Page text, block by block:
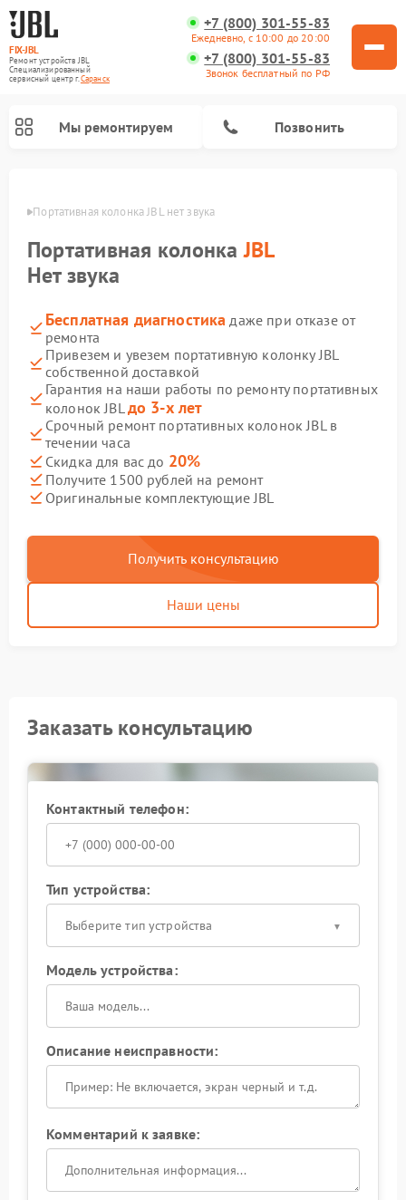
FIX-JBL
Ремонт устройств JBL
Специализированный
cервисный центр г.Саранск
+7 (800) 301-55-83
Ежедневно, с 10:00 до 20:00
+7 (800) 301-55-83
Звонок бесплатный по РФ
Мы ремонтируем Позвонить
Портативная колонка JBL нет звука
Портативная колонкаJBL
Нет звука
Бесплатная диагностика даже при отказе от
ремонта
Привезем и увезем портативную колонку JBL
собственной доставкой
Гарантия на наши работы по ремонту портативных
колонок JBLдо 3-х лет
Срочный ремонт портативных колонок JBL в
течении часа
Скидка для вас до 20%
Получите 1500 рублей на ремонт
Оригинальные комплектующие JBL
Получить консультацию
Наши цены
Заказать консультацию
Контактный телефон:
Тип устройства:
Выберите тип устройства
Модель устройства:
Описание неисправности:
Комментарий к заявке: